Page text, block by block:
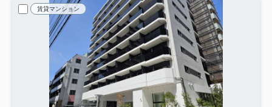
賃貸マンション